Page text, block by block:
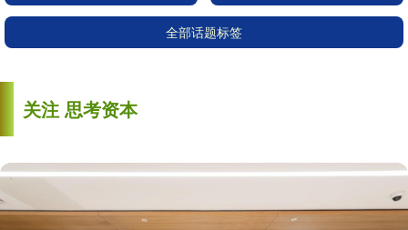
全部话题标签
关注 思考资本